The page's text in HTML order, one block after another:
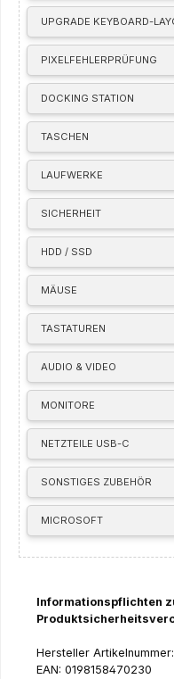
UPGRADE KEYBOARD-
PIXELFEHLERPRÜFUNG
DOCKING STATION
TASCHEN
LAUFWERKE
SICHERHEIT
HDD / SSD
MÄUSE
TASTATUREN
AUDIO & VIDEO
MONITORE
NETZTEILE USB-C
SONSTIGES ZUBEHÖR
MICROSOFT
Informationspflichten
Hersteller
EAN: 0198158470230